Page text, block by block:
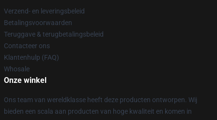
Verzend- en leveringsbeleid
Betalingsvoorwaarden
Teruggave & terugbetalingsbeleid
Contacteer ons
Klantenhulp (FAQ)
Whosale
Onze winkel
Ons team van wereldklasse heeft deze producten ontworpen. Wij
bieden een scala aan producten van hoge kwaliteit en komen in